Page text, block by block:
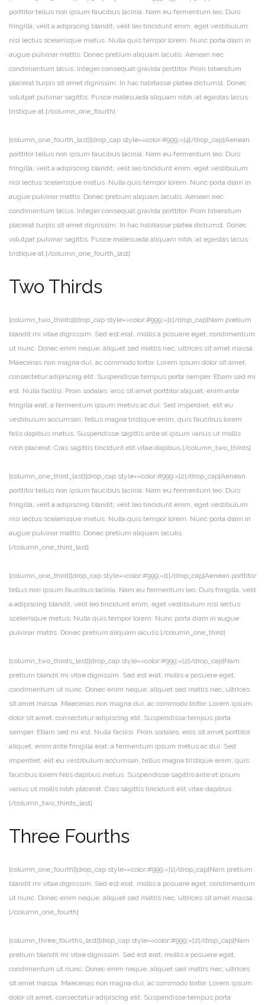
porttitor tellus non ipsum faucibus lacinia. Nam eu fermentum leo. Duis
fringilla, velit a adipiscing blandit, velit leo tincidunt enim, eget vestibulum
nisi lectus scelerisque metus. Nulla quis tempor lorem. Nunc porta diam in
augue pulvinar mattis. Donec pretium aliquam iaculis. Aenean nec
condimentum lacus. Integer consequat gravida porttitor. Proin bibendum
placerat turpis sit amet dignissim. In hac habitasse platea dictumst. Donec
volutpat pulvinar sagittis. Fusce malesuada aliquam nibh, at egestas lacus
tristique at.[/column_one_fourth]
[column_one_fourth_last][drop_cap style=»color:#999;»]4[/drop_cap]Aenean
porttitor tellus non ipsum faucibus lacinia. Nam eu fermentum leo. Duis
fringilla, velit a adipiscing blandit, velit leo tincidunt enim, eget vestibulum
nisi lectus scelerisque metus. Nulla quis tempor lorem. Nunc porta diam in
augue pulvinar mattis. Donec pretium aliquam iaculis. Aenean nec
condimentum lacus. Integer consequat gravida porttitor. Proin bibendum
placerat turpis sit amet dignissim. In hac habitasse platea dictumst. Donec
volutpat pulvinar sagittis. Fusce malesuada aliquam nibh, at egestas lacus
tristique at.[/column_one_fourth_last]
Two Thirds
[column_two_thirds][drop_cap style=»color:#999;»]1[/drop_cap]Nam pretium
blandit mi vitae dignissim. Sed est erat, mollis a posuere eget, condimentum
ut nunc. Donec enim neque, aliquet sed mattis nec, ultrices sit amet massa.
Maecenas non magna dui, ac commodo tortor. Lorem ipsum dolor sit amet,
consectetur adipiscing elit. Suspendisse tempus porta semper. Etiam sed mi
est. Nulla facilisi. Proin sodales, eros sit amet porttitor aliquet, enim ante
fringilla erat, a fermentum ipsum metus ac dui. Sed imperdiet, elit eu
vestibulum accumsan, tellus magna tristique enim, quis faucibus lorem
felis dapibus metus. Suspendisse sagittis ante at ipsum varius ut mollis
nibh placerat. Cras sagittis tincidunt elit vitae dapibus.[/column_two_thirds]
[column_one_third_last][drop_cap style=»color:#999;»]2[/drop_cap]Aenean
porttitor tellus non ipsum faucibus lacinia. Nam eu fermentum leo. Duis
fringilla, velit a adipiscing blandit, velit leo tincidunt enim, eget vestibulum
nisi lectus scelerisque metus. Nulla quis tempor lorem. Nunc porta diam in
augue pulvinar mattis. Donec pretium aliquam iaculis.
[/column_one_third_last]
[column_one_third][drop_cap style=»color:#999;»]1[/drop_cap]Aenean porttitor
tellus non ipsum faucibus lacinia. Nam eu fermentum leo. Duis fringilla, velit
a adipiscing blandit, velit leo tincidunt enim, eget vestibulum nisi lectus
scelerisque metus. Nulla quis tempor lorem. Nunc porta diam in augue
pulvinar mattis. Donec pretium aliquam iaculis.[/column_one_third]
[column_two_thirds_last][drop_cap style=»color:#999;»]2[/drop_cap]Nam
pretium blandit mi vitae dignissim. Sed est erat, mollis a posuere eget,
condimentum ut nunc. Donec enim neque, aliquet sed mattis nec, ultrices
sit amet massa. Maecenas non magna dui, ac commodo tortor. Lorem ipsum
dolor sit amet, consectetur adipiscing elit. Suspendisse tempus porta
semper. Etiam sed mi est. Nulla facilisi. Proin sodales, eros sit amet porttitor
aliquet, enim ante fringilla erat, a fermentum ipsum metus ac dui. Sed
imperdiet, elit eu vestibulum accumsan, tellus magna tristique enim, quis
faucibus lorem felis dapibus metus. Suspendisse sagittis ante at ipsum
varius ut mollis nibh placerat. Cras sagittis tincidunt elit vitae dapibus.
[/column_two_thirds_last]
Three Fourths
[column_one_fourth][drop_cap style=»color:#999;»]1[/drop_cap]Nam pretium
blandit mi vitae dignissim. Sed est erat, mollis a posuere eget, condimentum
ut nunc. Donec enim neque, aliquet sed mattis nec, ultrices sit amet massa .
[/column_one_fourth]
[column_three_fourths_last][drop_cap style=»color:#999;»]2[/drop_cap]Nam
pretium blandit mi vitae dignissim. Sed est erat, mollis a posuere eget,
condimentum ut nunc. Donec enim neque, aliquet sed mattis nec, ultrices
sit amet massa. Maecenas non magna dui, ac commodo tortor. Lorem ipsum
dolor sit amet, consectetur adipiscing elit. Suspendisse tempus porta